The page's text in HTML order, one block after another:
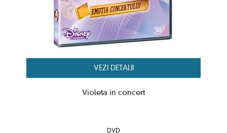
VEZI DETALII
Violeta in concert
DVD